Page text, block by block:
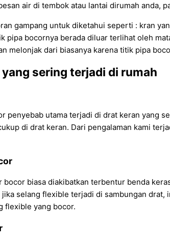
air di tembok atau lantai dirumah anda,
gampang untuk diketahui seperti : kran
pipa bocornya berada diluar terlihat oleh
melonjak dari biasanya karena titik pipa
sering terjadi di rumah
penyebab utama terjadi di drat keran yang
di drat keran. Dari pengalaman kami
bocor biasa diakibatkan terbentur benda
selang flexible terjadi di sambungan
flexible yang bocor.